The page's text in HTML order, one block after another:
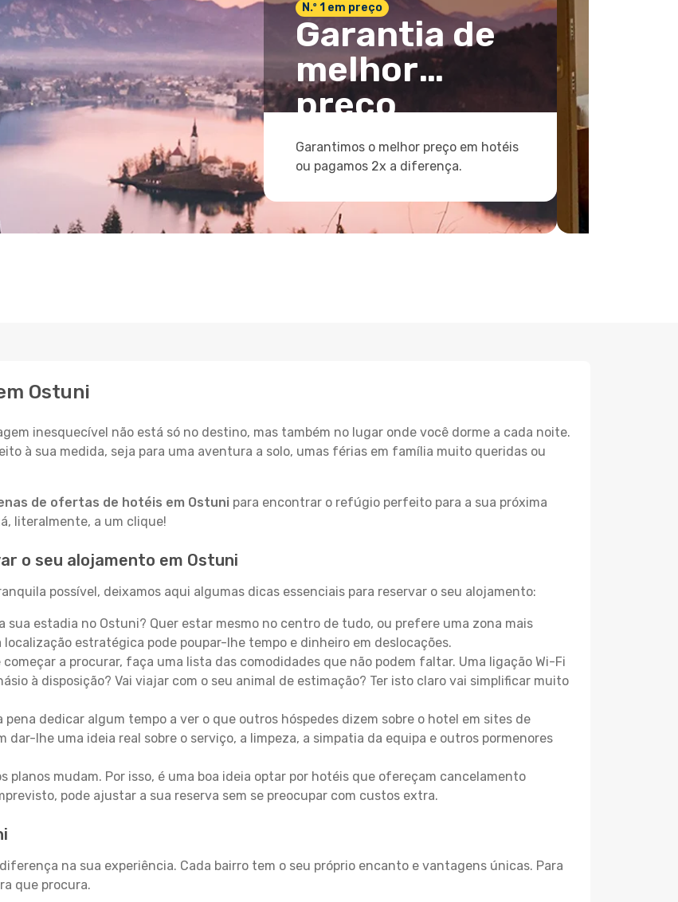
N.º 1 em preço
Garantia de
melhor
preço
Garantimos o melhor preço em hotéis
ou pagamos 2x a diferença.
Ostuni
inesquecível não está só no destino, mas também no lugar onde você dorme a cada noite.
à sua medida, seja para uma aventura a solo, umas férias em família muito queridas ou
de ofertas de hotéis em Ostuni para encontrar o refúgio perfeito para a sua próxima
literalmente, a um clique!
o seu alojamento em Ostuni
possível, deixamos aqui algumas dicas essenciais para reservar o seu alojamento:
sua estadia no Ostuni? Quer estar mesmo no centro de tudo, ou prefere uma zona mais
estratégica pode poupar-lhe tempo e dinheiro em deslocações.
a procurar, faça uma lista das comodidades que não podem faltar. Uma ligação Wi-Fi
à disposição? Vai viajar com o seu animal de estimação? Ter isto claro vai simplificar muito
pena dedicar algum tempo a ver o que outros hóspedes dizem sobre o hotel em sites de
dar-lhe uma ideia real sobre o serviço, a limpeza, a simpatia da equipa e outros pormenores
planos mudam. Por isso, é uma boa ideia optar por hotéis que ofereçam cancelamento
pode ajustar a sua reserva sem se preocupar com custos extra.
na sua experiência. Cada bairro tem o seu próprio encanto e vantagens únicas. Para
que procura.